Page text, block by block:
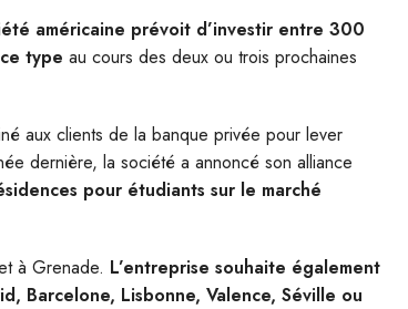
américaine prévoit d’investir entre 300
type au cours des deux ou trois prochaines
aux clients de la banque privée pour lever
dernière, la société a annoncé son alliance
pour étudiants sur le marché
à Grenade. L’entreprise souhaite également
Barcelone, Lisbonne, Valence, Séville ou